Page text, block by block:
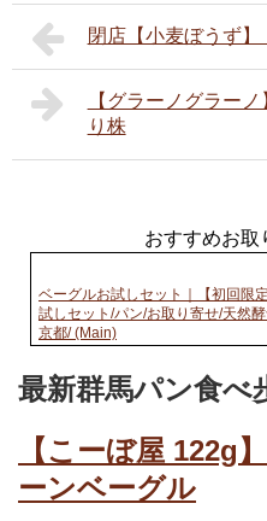
閉店【小麦ぼうず
【グラーノグラー
り株
おすすめお取
ベーグルお試しセット｜【初回限
試しセット/パン/お取り寄せ/天然
京都/ (Main)
最新群馬パン食べ
【こーぼ屋 122g
ーンベーグル